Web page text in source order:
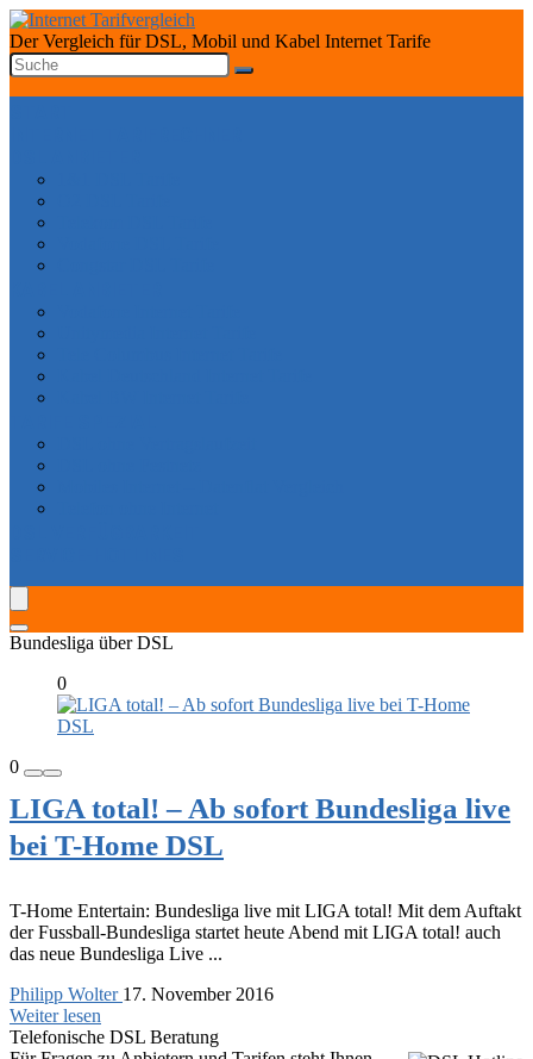
Der Vergleich für DSL, Mobil und Kabel Internet Tarife
Bundesliga über DSL
0
0
LIGA total! – Ab sofort Bundesliga live
bei T-Home DSL
T-Home Entertain: Bundesliga live mit LIGA total! Mit dem Auftakt
der Fussball-Bundesliga startet heute Abend mit LIGA total! auch
das neue Bundesliga Live ...
Philipp Wolter 17. November 2016
Weiter lesen
Telefonische DSL Beratung